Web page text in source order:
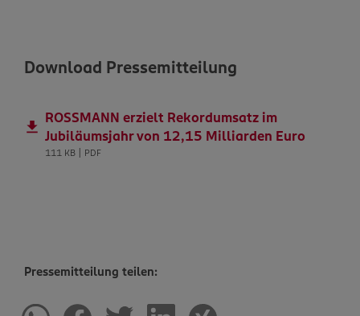
Download Pressemitteilung
ROSSMANN erzielt Rekordumsatz im
Jubiläumsjahr von 12,15 Milliarden Euro
111 KB | PDF
Pressemitteilung teilen: